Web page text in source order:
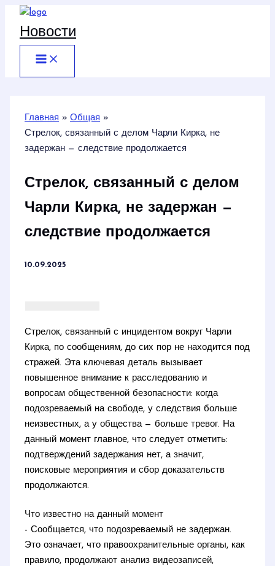
Перейти
содержимому
Новости
Главная
Общая
Стрелок, связанный с делом Чарли Кирка, не
задержан — следствие продолжается
Стрелок, связанный с делом
Чарли Кирка, не задержан —
следствие продолжается
10.09.2025
Стрелок, связанный с инцидентом вокруг Чарли
Кирка, по сообщениям, до сих пор не находится под
стражей. Эта ключевая деталь вызывает
повышенное внимание к расследованию и
вопросам общественной безопасности: когда
подозреваемый на свободе, у следствия больше
неизвестных, а у общества — больше тревог. На
данный момент главное, что следует отметить:
подтверждений задержания нет, а значит,
поисковые мероприятия и сбор доказательств
продолжаются.
Что известно на данный момент
- Сообщается, что подозреваемый не задержан.
Это означает, что правоохранительные органы, как
правило, продолжают анализ видеозаписей,